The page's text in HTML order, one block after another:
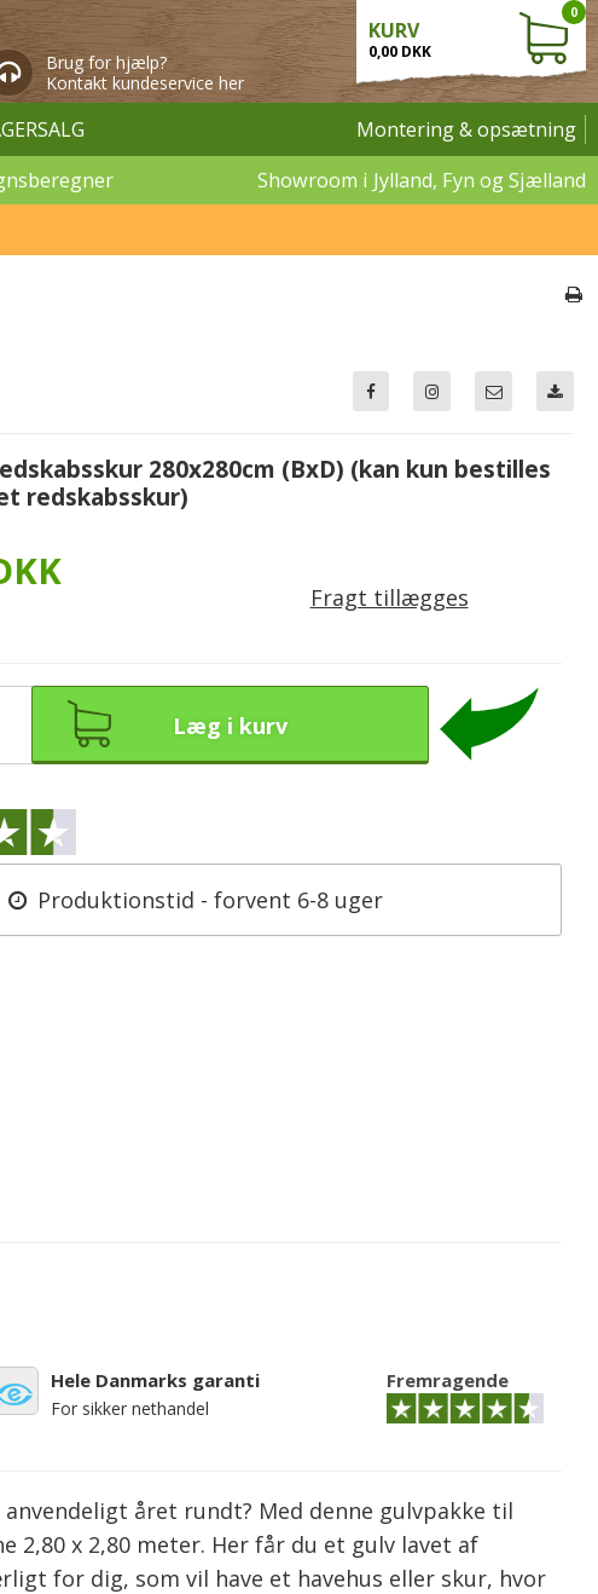
Brug for hjælp?
Kontakt kundeservice her
KURV
0,00 DKK
0
Montering & opsætning
Showroom i Jylland, Fyn og Sjælland
280x280cm (BxD) (kan kun bestilles
redskabsskur)
Fragt tillægges
Læg i kurv
Produktionstid - forvent 6-8 uger
Hele Danmarks garanti
For sikker nethandel
Fremragende
året rundt? Med denne gulvpakke til
x 2,80 meter. Her får du et gulv lavet af
for dig, som vil have et havehus eller skur, hvor